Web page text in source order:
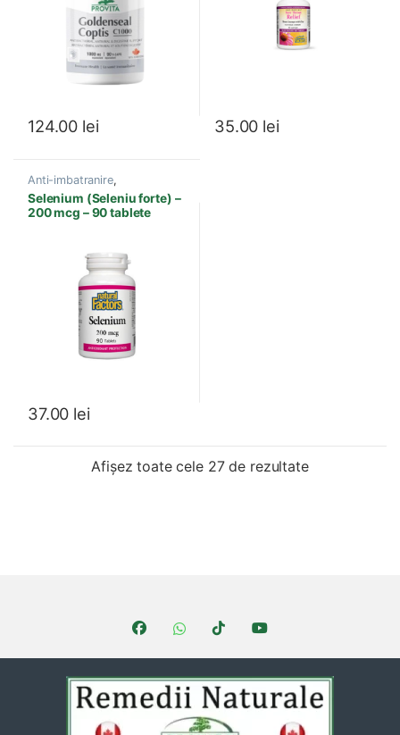
124.00 lei 35.00 lei
Anti-imbatranire,
Antioxidanti,Energie si
Vitalitate,Imunitate, Produse
Natural Factors,Prostata
Selenium (Seleniu forte) –
200 mcg – 90 tablete
37.00 lei
Afișez toate cele 27 de rezultateSortat după